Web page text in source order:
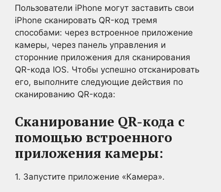
Пользователи iPhone могут заставить свои
iPhone сканировать QR-код тремя
способами: через встроенное приложение
камеры, через панель управления и
сторонние приложения для сканирования
QR-кода IOS. Чтобы успешно отсканировать
его, выполните следующие действия по
сканированию QR-кода:
Сканирование QR-кода с
помощью встроенного
приложения камеры:
1. Запустите приложение «Камера».